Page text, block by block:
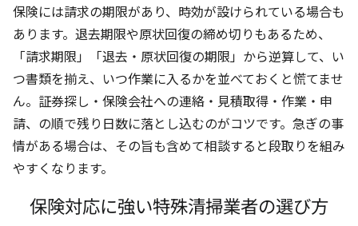
保険には請求の期限があり、時効が設けられている場合も
あります。退去期限や原状回復の締め切りもあるため、
「請求期限」「退去・原状回復の期限」から逆算して、い
つ書類を揃え、いつ作業に入るかを並べておくと慌てませ
ん。証券探し・保険会社への連絡・見積取得・作業・申
請、の順で残り日数に落とし込むのがコツです。急ぎの事
情がある場合は、その旨も含めて相談すると段取りを組み
やすくなります。
保険対応に強い特殊清掃業者の選び方